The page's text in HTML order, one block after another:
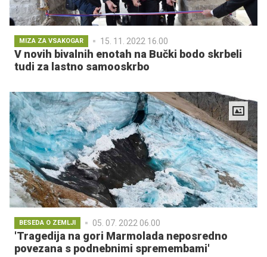
MIZA ZA VSAKOGAR 15. 11. 2022 16.00
V novih bivalnih enotah na Bučki bodo skrbeli
tudi za lastno samooskrbo
BESEDA O ZEMLJI 05. 07. 2022 06.00
'Tragedija na gori Marmolada neposredno
povezana s podnebnimi spremembami'